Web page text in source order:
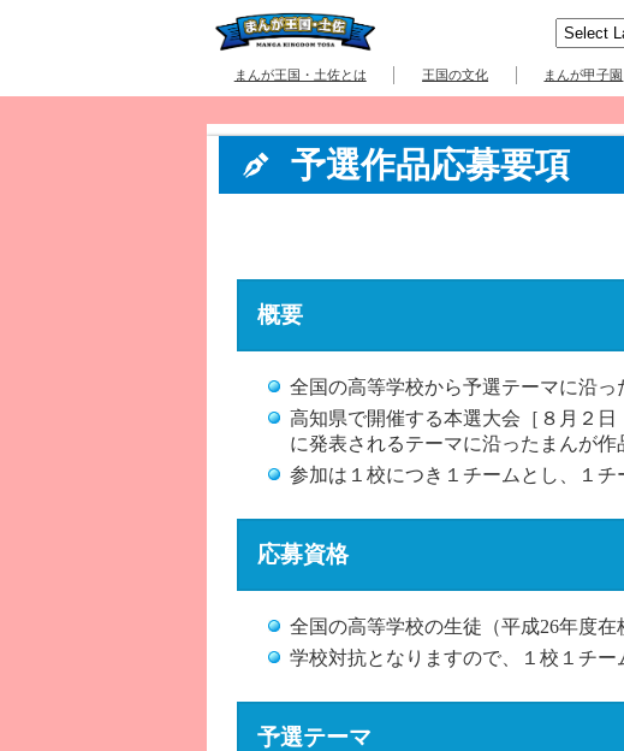
まんが王国・土佐とは 王国の文化 まんが甲子園
予選作品応募要項
概要
全国の高等学校から予選テーマに沿っ
高知県で開催する本選大会［８月２
に発表されるテーマに沿ったまんが
参加は１校につき１チームとし、１
応募資格
全国の高等学校の生徒（平成26年度在
学校対抗となりますので、１校１チ
予選テーマ